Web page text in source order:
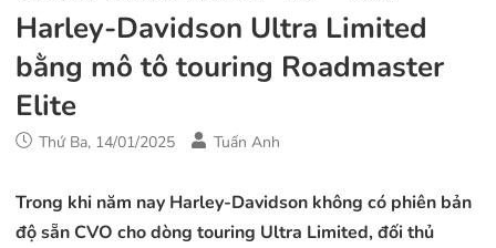
Harley-Davidson Ultra Limited
bằng mô tô touring Roadmaster
Elite
Thứ Ba, 14/01/2025 Tuấn Anh
Trong khi năm nay Harley-Davidson không có phiên bản
độ sẵn CVO cho dòng touring Ultra Limited, đối thủ